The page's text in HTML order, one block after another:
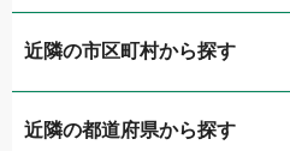
ガリバー車検 ワオタウン大宮店
ガリバーワオタウン大宮
近隣の市区町村から探す
さいたま市西区
近隣の都道府県から探す